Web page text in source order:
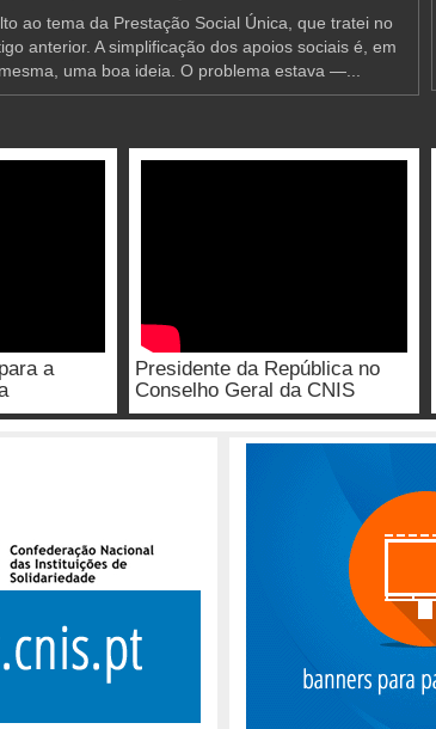
ao tema da Prestação Social Única, que tratei no
anterior. A simplificação dos apoios sociais é, em
uma boa ideia. O problema estava —...
a
Presidente da República no
Conselho Geral da CNIS